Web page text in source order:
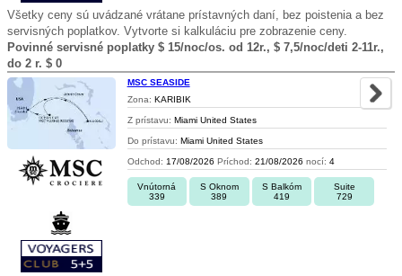
Všetky ceny sú uvádzané vrátane prístavných daní, bez poistenia a bez
servisných poplatkov. Vytvorte si kalkuláciu pre zobrazenie ceny.
Povinné servisné poplatky $ 15/noc/os. od 12r., $ 7,5/noc/deti 2-11r.,
do 2 r. $ 0
MSC SEASIDE
Zona: KARIBIK
Z prístavu: Miami United States
Do prístavu: Miami United States
Odchod: 17/08/2026 Príchod: 21/08/2026 nocí: 4
Vnútorná
339
S Oknom
389
S Balkóm
419
Suite
729